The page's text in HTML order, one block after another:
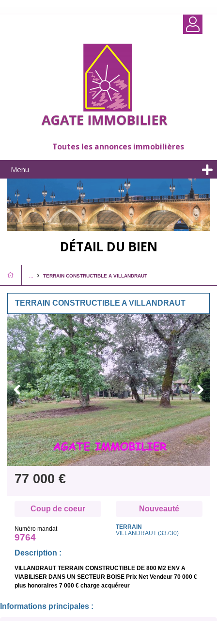
Toutes les annonces immobilières
Menu
DÉTAIL DU BIEN
... TERRAIN CONSTRUCTIBLE A VILLANDRAUT
TERRAIN CONSTRUCTIBLE A VILLANDRAUT
77 000 €
Coup de coeur Nouveauté
Numéro mandat
9764
TERRAIN
VILLANDRAUT (33730)
Description :
VILLANDRAUT TERRAIN CONSTRUCTIBLE DE 800 M2 ENV A
VIABILISER DANS UN SECTEUR BOISE Prix Net Vendeur 70 000 €
plus honoraires 7 000 € charge acquéreur
Informations principales :